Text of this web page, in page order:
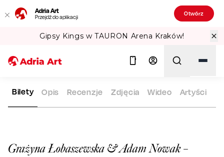
Adria Art
Przejdź do aplikacji Otwórz
Gipsy Kings w TAURON Arena Kraków!
ADRIA ART REPERTUAR GRAŻYNA ŁOBASZEWSKA &
Grażyna Łobaszewska & Adam Nowak –
Bilety Opis Recenzje Zdjęcia Wideo Artyści